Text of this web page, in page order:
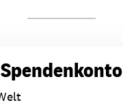
Spendenkonto